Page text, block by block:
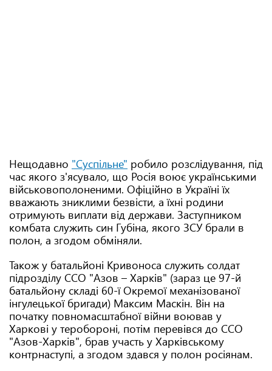
Нещодавно "Суспільне" робило розслідування, під
час якого з'ясувало, що Росія воює українськими
військовополоненими. Офіційно в Україні їх
вважають зниклими безвісти, а їхні родини
отримують виплати від держави. Заступником
комбата служить син Губіна, якого ЗСУ брали в
полон, а згодом обміняли.
Також у батальйоні Кривоноса служить солдат
підрозділу ССО "Азов – Харків" (зараз це 97-й
батальйону складі 60-ї Окремої механізованої
інгулецької бригади) Максим Маскін. Він на
початку повномасштабної війни воював у
Харкові у теробороні, потім перевівся до ССО
"Азов-Харків", брав участь у Харківському
контрнаступі, а згодом здався у полон росіянам.